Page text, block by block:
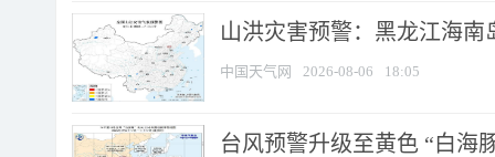
山洪灾害预警：黑龙江海
中国天气网 2026-08-06 18:05
台风预警升级至黄色 “白海